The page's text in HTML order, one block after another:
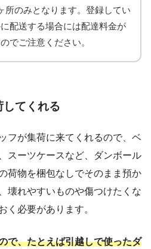
所のみとなります。登録してい
配送する場合には配達料金が
でご注意ください。
てくれる
フが集荷に来てくれるので、ベ
スーツケースなど、ダンボール
荷物を梱包なしでそのまま預か
壊れやすいものや傷つけたくな
く必要があります。
で、たとえば引越しで使ったダ